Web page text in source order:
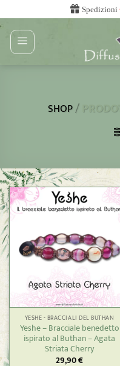
ai
contenuti
Spedizioni
SHOP/
YESHE - BRACCIALI DEL BUTHAN
Yeshe – Bracciale benedetto
ispirato al Buthan – Agata
Striata Cherry
29,90€